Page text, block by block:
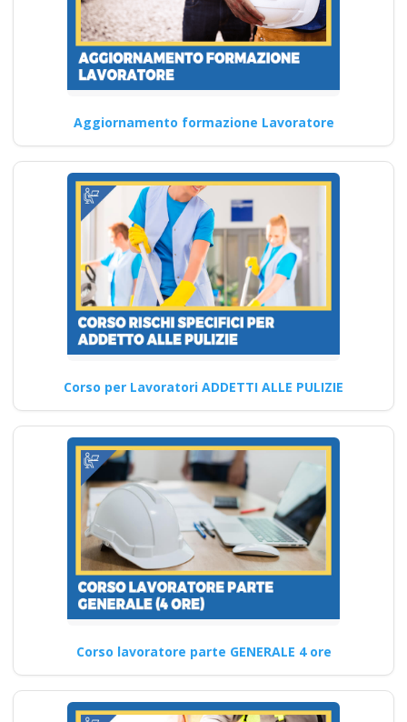
Lavoratore Base Meccanico:
Gestione del Tempo e
Organizzazione Quali…
Formazione per
imprenditori
industriali: strategie
per il benessere sul
luogo di lavoro
Sicurezza sul lavoro: le nuove
linee guida Nuovo accordo
stato regioni 2025…
Continua
Formazione
asincrona per la
sicurezza sul lavoro:
come applicare le
nuove norme del
2025 Nuovo accordo
stato regioni 2025
realtà virtuale app
Aggiornamento formazione Lavoratore
Corso per Lavoratori ADDETTI ALLE PULIZIE
Corso lavoratore parte GENERALE 4 ore